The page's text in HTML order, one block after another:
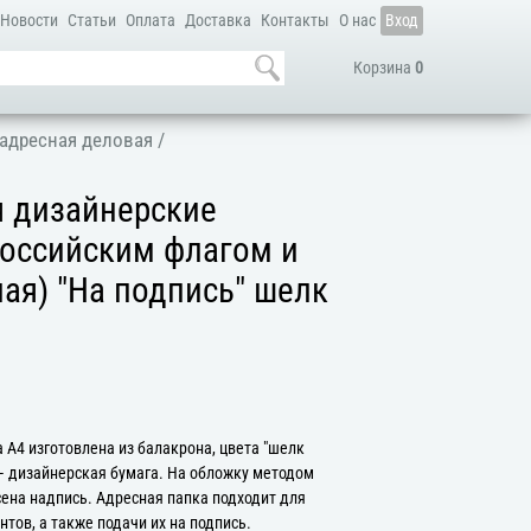
Новости Статьи Оплата Доставка Контакты О нас Вход
Корзина 0
деловая /
дизайнерские
флагом и
"На подпись" шелк
изготовлена из балакрона, цвета "шелк
бумага. На обложку методом
надпись. Адресная папка подходит для
а также подачи их на подпись.